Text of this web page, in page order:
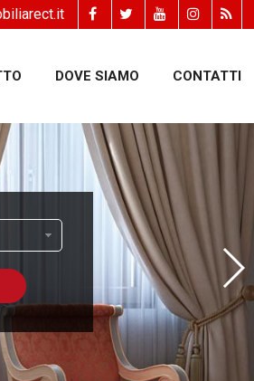
DOVE SIAMO CONTATTI